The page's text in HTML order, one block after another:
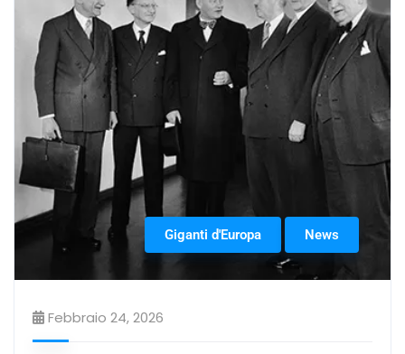
Giganti d'Europa News
Febbraio 24, 2026